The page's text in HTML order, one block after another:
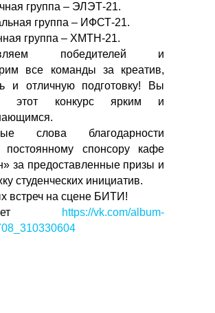
группа – ЭЛЭТ-21.
группа – ИФСТ-21.
группа – ХМТН-21.
победителей и
все команды за креатив,
и отличную подготовку! Вы
этот конкурс ярким и
слова благодарности
спонсору кафе
за предоставленные призы и
студенческих инициатив.
встреч на сцене БИТИ!
https://vk.com/album-